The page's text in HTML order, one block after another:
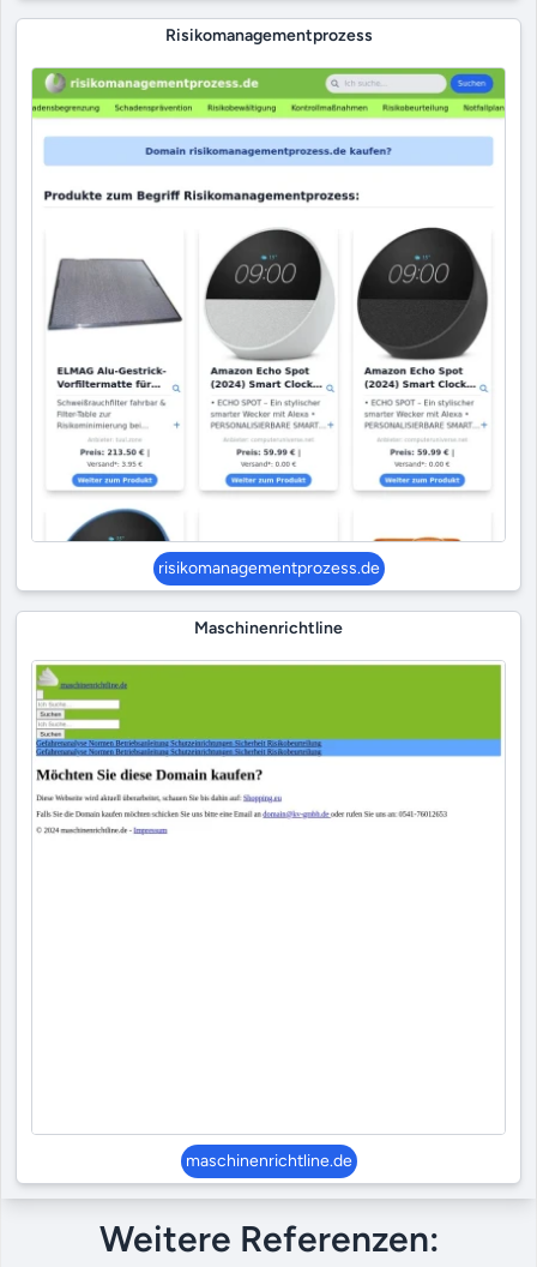
Risikomanagementprozess
risikomanagementprozess.de
Maschinenrichtline
maschinenrichtline.de
Weitere Referenzen: